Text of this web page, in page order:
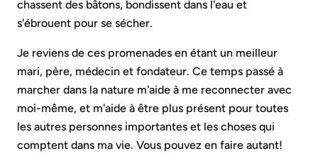
chassent des bâtons, bondissent dans l'eau et
s'ébrouent pour se sécher.
Je reviens de ces promenades en étant un meilleur
mari, père, médecin et fondateur. Ce temps passé à
marcher dans la nature m'aide à me reconnecter avec
moi-même, et m'aide à être plus présent pour toutes
les autres personnes importantes et les choses qui
comptent dans ma vie. Vous pouvez en faire autant!